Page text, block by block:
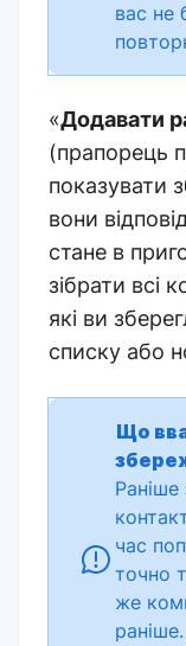
вас не
«Додавати
(прапорець
показувати
вони
стане в
зібрати всі
які ви
списку або
Що
час
точно
же